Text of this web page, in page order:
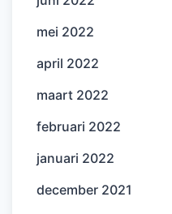
mei 2022
april 2022
maart 2022
februari 2022
januari 2022
december 2021